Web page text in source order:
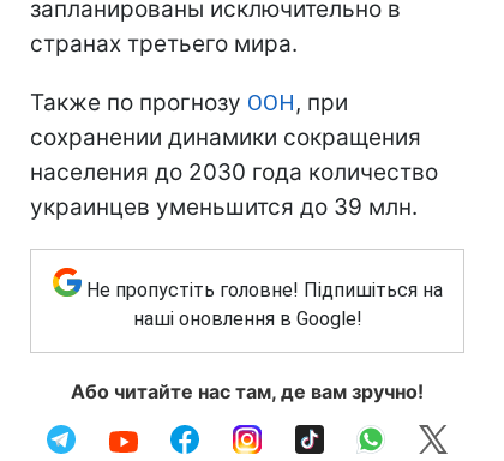
запланированы исключительно в
странах третьего мира.
Также по прогнозу ООН, при
сохранении динамики сокращения
населения до 2030 года количество
украинцев уменьшится до 39 млн.
Не пропустіть головне! Підпишіться на
наші оновлення в Google!
Або читайте нас там, де вам зручно!